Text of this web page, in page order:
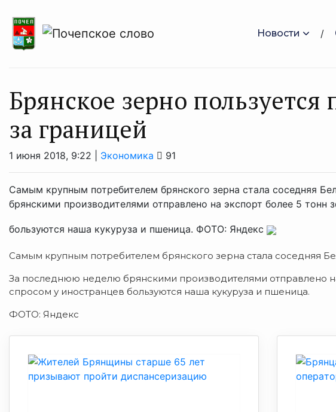
Новости
Брянское зерно
за границей
1 июня 2018, 9:22 | Экономика 91
Самым крупным потребителем брянского зерна стала соседняя
брянскими производителями отправлено на экспорт более 5
бользуются наша кукуруза и пшеница. ФОТО: Яндекс
Самым крупным потребителем брянского зерна стала соседняя
За последнюю неделю брянскими производителями отправлено
спросом у иностранцев бользуются наша кукуруза и пшеница.
ФОТО: Яндекс